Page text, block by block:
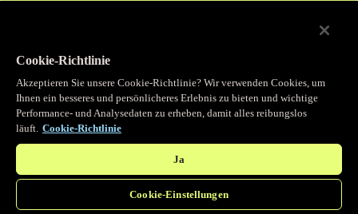
Programmierbarer Cache
Erhalten Sie vollständigen programmatischen Zugriff auf das
legendäre Caching, das unser CDN antreibt.
Cookie-Richtlinie
Akzeptieren Sie unsere Cookie-Richtlinie? Wir verwenden Cookies, um
Ihnen ein besseres und persönlicheres Erlebnis zu bieten und wichtige
Performance- und Analysedaten zu erheben, damit alles reibungslos
läuft. Cookie-Richtlinie
Ja
Cookie-Einstellungen